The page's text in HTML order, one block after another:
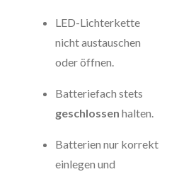
LED-Lichterkette
nicht austauschen
oder öffnen.
Batteriefach stets
geschlossen halten.
Batterien nur korrekt
einlegen und